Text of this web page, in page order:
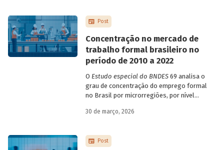
pesquisas de avaliação dos riscos
mundiais para o ano em curso e para dois
Post
Concentração no mercado de
trabalho formal brasileiro no
período de 2010 a 2022
O Estudo especial do BNDES69 analisa o
grau de concentração do emprego formal
no Brasil por microrregiões, por nível
setores, entre 2010 e 2022.
30 de março, 2026
Post